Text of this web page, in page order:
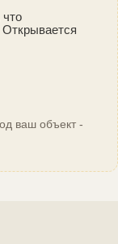
ваш объект -